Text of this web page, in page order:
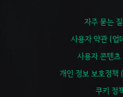
자주 묻는
사용자 약관 (업
사용자 콘텐츠
개인 정보 보호정책
쿠키 정